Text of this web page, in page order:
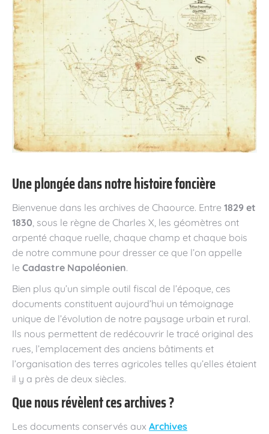
Une plongée dans notre histoire foncière
Bienvenue dans les archives de Chaource. Entre 1829 et
1830 , sous le règne de Charles X, les géomètres ont
arpenté chaque ruelle, chaque champ et chaque bois
de notre commune pour dresser ce que l’on appelle
le Cadastre Napoléonien.
Bien plus qu’un simple outil fiscal de l’époque, ces
documents constituent aujourd’hui un témoignage
unique de l’évolution de notre paysage urbain et rural.
Ils nous permettent de redécouvrir le tracé original des
rues, l’emplacement des anciens bâtiments et
l’organisation des terres agricoles telles qu’elles étaient
il y a près de deux siècles.
Que nous révèlent ces archives ?
Les documents conservés aux Archives